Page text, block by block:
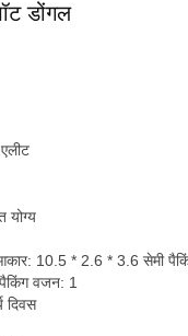
डोंगल
योग्य
10.5 * 2.6 * 3.6 सेमी
वजन: 1
दिवस